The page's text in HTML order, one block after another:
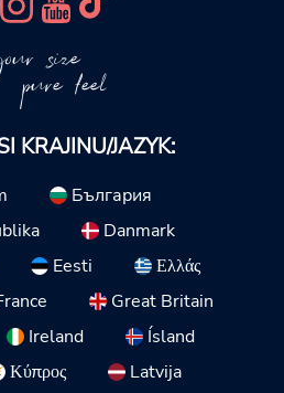
size
pure feel
KRAJINU/JAZYK:
България
Danmark
Eesti
Ελλάς
Great Britain
Ireland
Ísland
Κύπρος
Latvija